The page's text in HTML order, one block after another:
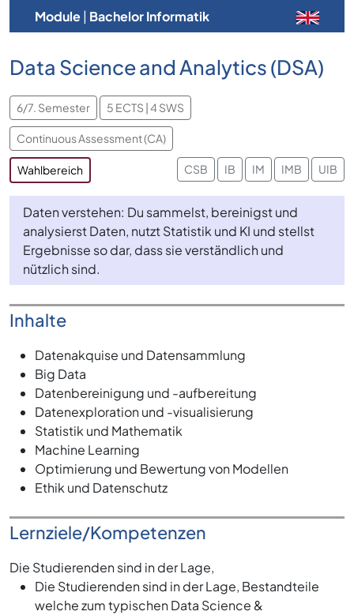
Module| Bachelor Informatik
Data Science and Analytics (DSA)
6/7. Semester 5 ECTS | 4 SWS
Continuous Assessment (CA)
Wahlbereich CSB IB IM IMB UIB
Daten verstehen: Du sammelst, bereinigst und
analysierst Daten, nutzt Statistik und KI und stellst
Ergebnisse so dar, dass sie verständlich und
nützlich sind.
Inhalte
Datenakquise und Datensammlung
Big Data
Datenbereinigung und -aufbereitung
Datenexploration und -visualisierung
Statistik und Mathematik
Machine Learning
Optimierung und Bewertung von Modellen
Ethik und Datenschutz
Lernziele/Kompetenzen
Die Studierenden sind in der Lage,
Die Studierenden sind in der Lage, Bestandteile
welche zum typischen Data Science &